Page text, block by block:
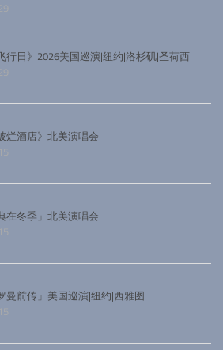
行日》2026美国巡演|纽约|洛杉矶|圣荷西
烂酒店》北美演唱会
在冬季」北美演唱会
曼前传」美国巡演|纽约|西雅图